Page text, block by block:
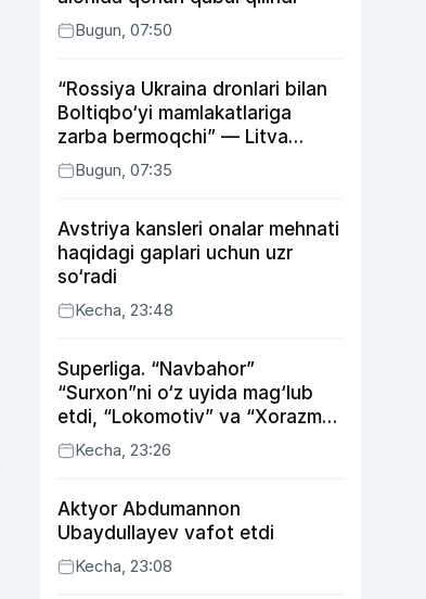
Bugun, 07:50
“Rossiya Ukraina dronlari bilan
Boltiqbo‘yi mamlakatlariga
zarba bermoqchi” — Litva
mudofaa vaziri
Bugun, 07:35
Avstriya kansleri onalar mehnati
haqidagi gaplari uchun uzr
so‘radi
Kecha, 23:48
Superliga. “Navbahor”
“Surxon”ni o‘z uyida mag‘lub
etdi, “Lokomotiv” va “Xorazm”
uyda g‘alaba qozondi
Kecha, 23:26
Aktyor Abdu­mannon
Ubaydullayev vafot etdi
Kecha, 23:08